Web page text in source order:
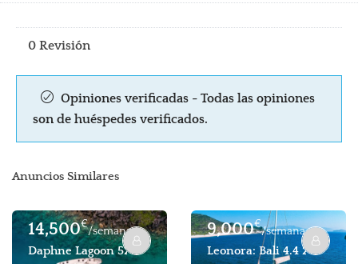
0 Revisión
Opiniones verificadas - Todas las opiniones
son de huéspedes verificados.
Anuncios Similares
14,500€
/semana
Daphne Lagoon 52 F, 4+1 Cabinas 8 Pax, Alquiler
9,000€
/semana
Leonora: Bali 4.4 2024,